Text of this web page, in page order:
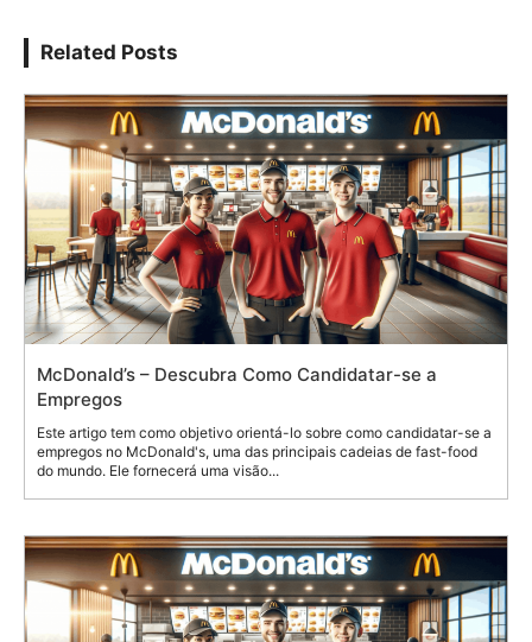
Related Posts
McDonald’s – Descubra Como Candidatar-se a
Empregos
Este artigo tem como objetivo orientá-lo sobre como candidatar-se a
empregos no McDonald's, uma das principais cadeias de fast-food
do mundo. Ele fornecerá uma visão...